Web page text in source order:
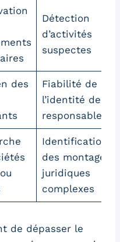
Détection
d’activités
suspectes
des
Fiabilité de
l’identité des
responsables
Identification
des montages
juridiques
complexes
de dépasser le